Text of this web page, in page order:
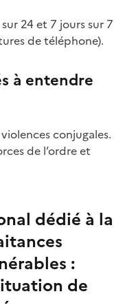
24 et 7 jours sur 7
de téléphone).
à entendre
conjugales.
de l’ordre et
dédié à la
:
de